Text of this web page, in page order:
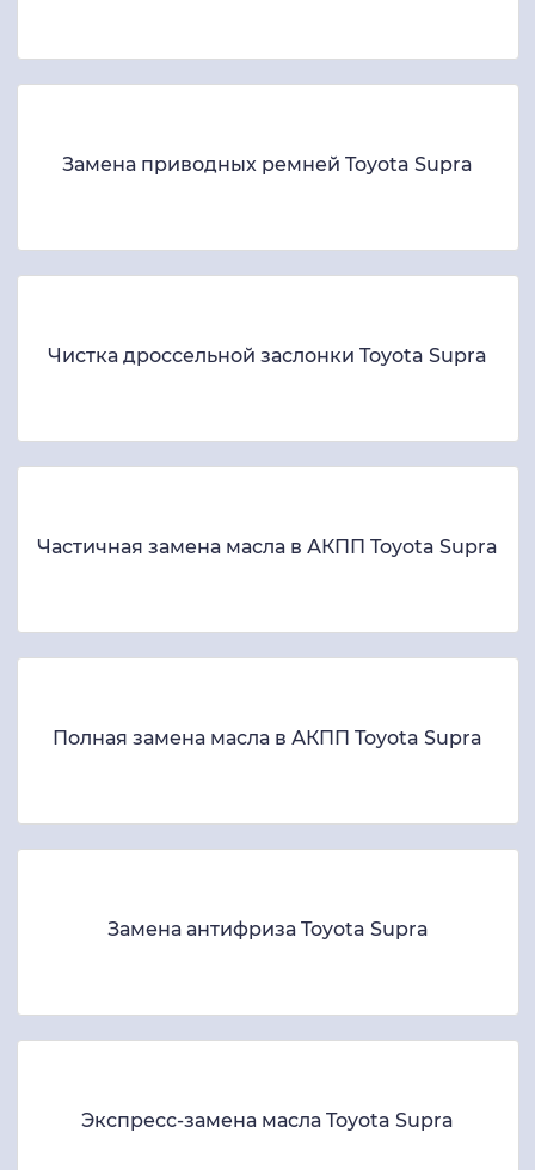
Замена приводных ремней Toyota Supra
Чистка дроссельной заслонки Toyota Supra
Частичная замена масла в АКПП Toyota Supra
Полная замена масла в АКПП Toyota Supra
Замена антифриза Toyota Supra
Экспресс-замена масла Toyota Supra